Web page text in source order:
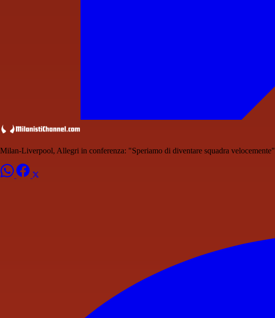
Milan-Liverpool, Allegri in conferenza: "Speriamo di diventare squadra velocemente"